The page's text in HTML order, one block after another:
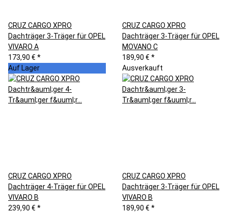
CRUZ CARGO XPRO
Dachträger 3-Träger für OPEL
VIVARO A
173,90 € *
CRUZ CARGO XPRO
Dachträger 3-Träger für OPEL
MOVANO C
189,90 € *
Auf Lager
CRUZ CARGO XPRO
Dachträger 4-Träger für OPEL
VIVARO B
239,90 € *
Ausverkauft
CRUZ CARGO XPRO
Dachträger 3-Träger für OPEL
VIVARO B
189,90 € *